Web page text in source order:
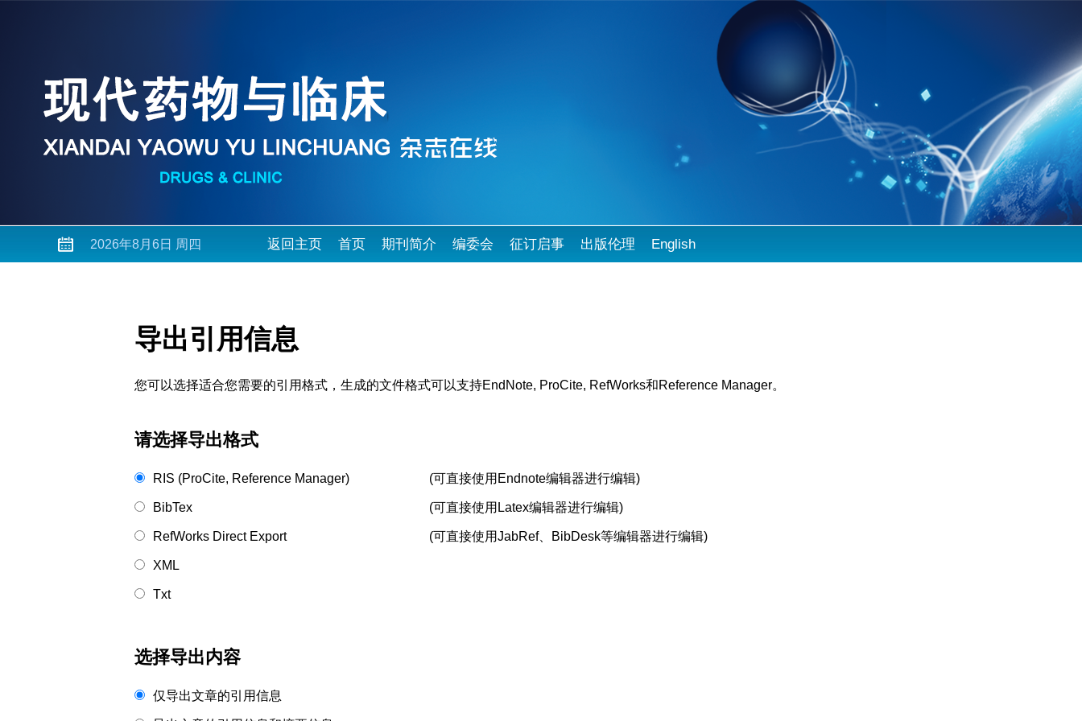
2026年8月6日 周四 返回主页 首页 期刊简介 编委会 征订启事 出版伦理 English
导出引用信息
您可以选择适合您需要的引用格式，生成的文件格式可以支持EndNote, ProCite, RefWorks和Reference Manager。
请选择导出格式
RIS (ProCite, Reference Manager) (可直接使用Endnote编辑器进行编辑)
BibTex (可直接使用Latex编辑器进行编辑)
RefWorks Direct Export (可直接使用JabRef、BibDesk等编辑器进行编辑)
XML
Txt
选择导出内容
仅导出文章的引用信息